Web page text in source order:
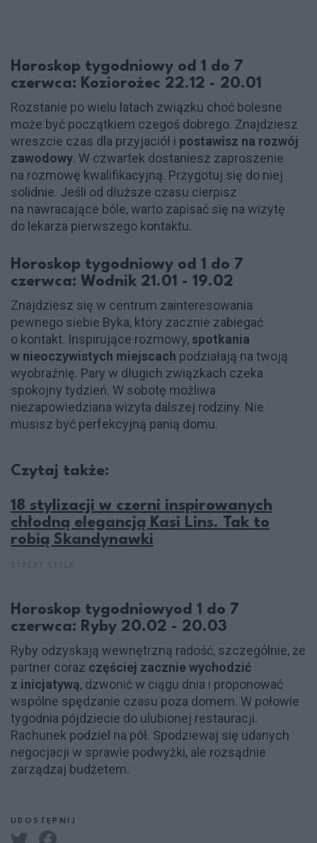
Horoskop tygodniowy od 1 do 7
czerwca: Koziorożec 22.12 - 20.01
Rozstanie po wielu latach związku choć bolesne
może być początkiem czegoś dobrego. Znajdziesz
wreszcie czas dla przyjaciół i postawisz na rozwój
zawodowy. W czwartek dostaniesz zaproszenie
na rozmowę kwalifikacyjną. Przygotuj się do niej
solidnie. Jeśli od dłuższe czasu cierpisz
na nawracające bóle, warto zapisać się na wizytę
do lekarza pierwszego kontaktu.
Horoskop tygodniowy od 1 do 7
czerwca: Wodnik 21.01 - 19.02
Znajdziesz się w centrum zainteresowania
pewnego siebie Byka, który zacznie zabiegać
o kontakt. Inspirujące rozmowy, spotkania
w nieoczywistych miejscach podziałają na twoją
wyobraźnię. Pary w długich związkach czeka
spokojny tydzień. W sobotę możliwa
niezapowiedziana wizyta dalszej rodziny. Nie
musisz być perfekcyjną panią domu.
Czytaj także:
18 stylizacji w czerni inspirowanych
chłodną elegancją Kasi Lins. Tak to
robią Skandynawki
Horoskop tygodniowyod 1 do 7
czerwca: Ryby 20.02 - 20.03
Ryby odzyskają wewnętrzną radość, szczególnie, że
partner coraz częściej zacznie wychodzić
z inicjatywą, dzwonić w ciągu dnia i proponować
wspólne spędzanie czasu poza domem. W połowie
tygodnia pójdziecie do ulubionej restauracji.
Rachunek podziel na pół. Spodziewaj się udanych
negocjacji w sprawie podwyżki, ale rozsądnie
zarządzaj budżetem.
UDOSTĘPNIJ